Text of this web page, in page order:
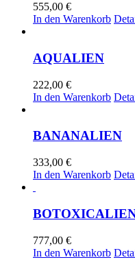
555,00 €
In den Warenkorb
AQUALIEN
222,00 €
In den Warenkorb
BANANALIEN
333,00 €
In den Warenkorb
777,00 €
In den Warenkorb